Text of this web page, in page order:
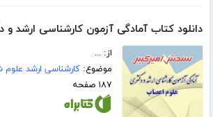
دانلود کتاب آمادگی آزمون کارشناسی ارشد
از: ...
موضوع:کارشناسی ارشد علوم
۱۸۷ صفحه